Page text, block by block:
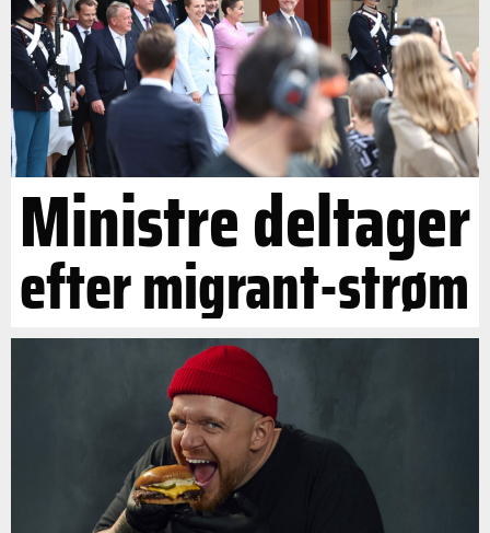
Ministre deltager
efter migrant-strøm